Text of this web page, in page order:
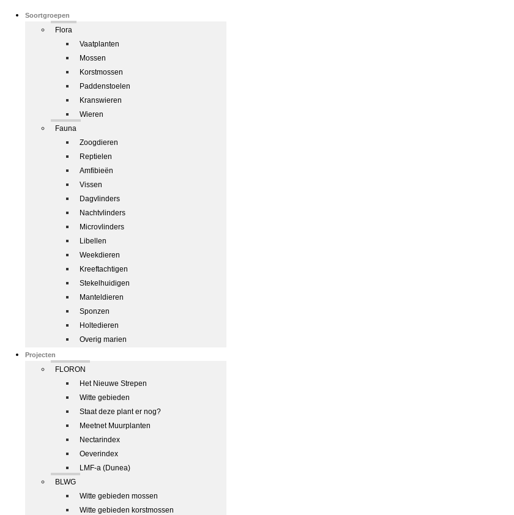
Soortgroepen
Flora
Vaatplanten
Mossen
Korstmossen
Paddenstoelen
Kranswieren
Wieren
Fauna
Zoogdieren
Reptielen
Amfibieën
Vissen
Dagvlinders
Nachtvlinders
Microvlinders
Libellen
Weekdieren
Kreeftachtigen
Stekelhuidigen
Manteldieren
Sponzen
Holtedieren
Overig marien
Projecten
FLORON
Het Nieuwe Strepen
Witte gebieden
Staat deze plant er nog?
Meetnet Muurplanten
Nectarindex
Oeverindex
LMF-a (Dunea)
BLWG
Witte gebieden mossen
Witte gebieden korstmossen